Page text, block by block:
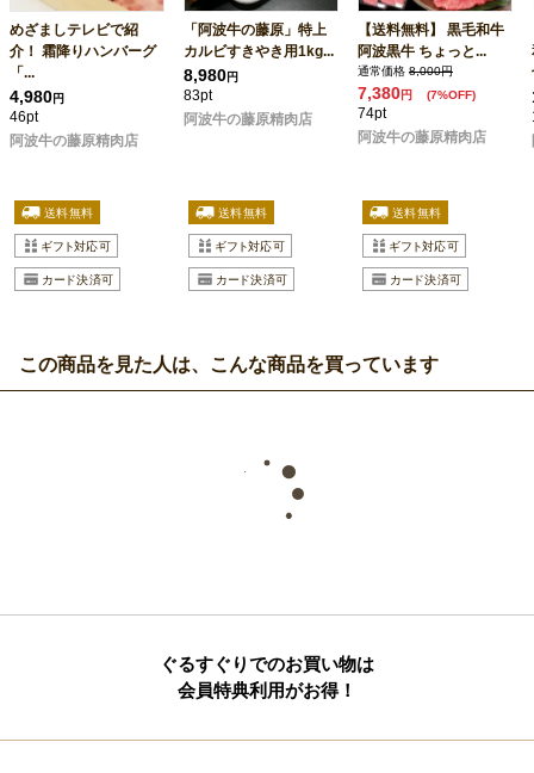
めざましテレビで紹
介！ 霜降りハンバーグ
「...
4,980円
46pt
阿波牛の藤原精肉店
「阿波牛の藤原」特上
カルビすきやき用1kg...
8,980円
83pt
阿波牛の藤原精肉店
【送料無料】 黒毛和牛
阿波黒牛 ちょっと...
通常価格 8,000円
7,380円 (7%OFF)
74pt
阿波牛の藤原精肉店
この商品を見た人は、こんな商品を買っています
ぐるすぐりでのお買い物は
会員特典利用がお得！